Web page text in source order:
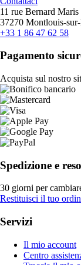
11 rue Bernard Maris
37270 Montlouis-
+33 1 86 47 62 58
Pagamento
Acquista sul nostro
Spedizione e reso
30 giorni per
Restituisci il tuo
Servizi
Il mio account
Centro